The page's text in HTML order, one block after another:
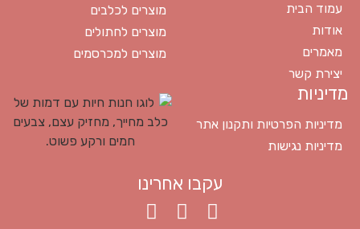
עמוד הבית
אודות
מאמרים
יצירת קשר
מוצרים לכלבים
מוצרים לחתולים
מוצרים למכרסמים
מדיניות
מדיניות הפרטיות ותקנון אתר
מדיניות נגישות
עקבו אחרינו